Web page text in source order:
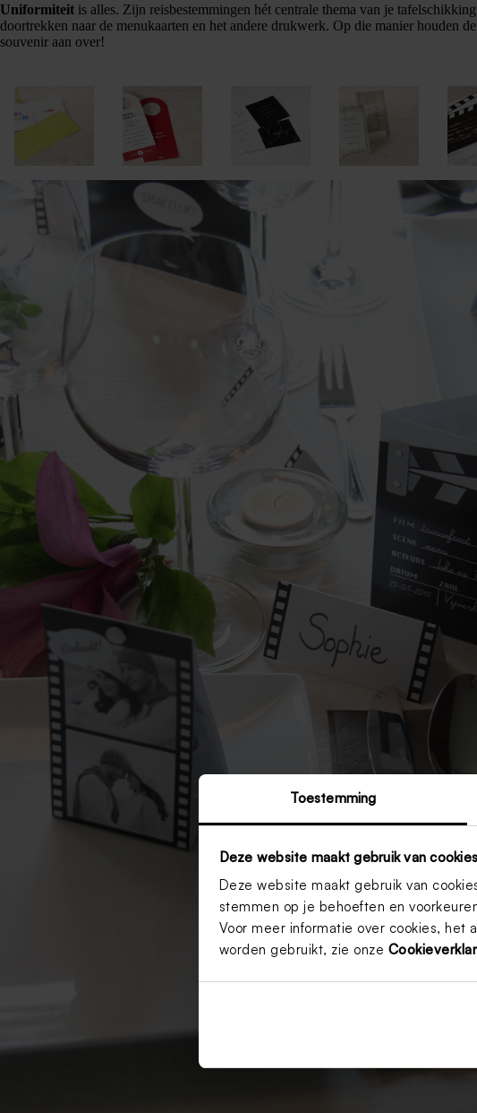
Toestemming
Deze website maakt gebruik van cookies
Deze website maakt gebruik van
stemmen op je behoeften en
Voor meer informatie over cookies, het
worden gebruikt, zie onze
Uniformiteit is alles. Zijn reisbestemmingen hét centrale thema van je
doortrekken naar de menukaarten en het andere drukwerk. Op die manier houden
souvenir aan over!